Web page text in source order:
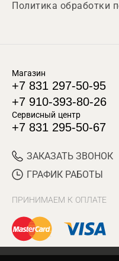
Политика обработки
Магазин
+7 831 297-50-95
+7 910-393-80-26
Сервисный центр
+7 831 295-50-67
ЗАКАЗАТЬ ЗВОНОК
ГРАФИК РАБОТЫ
ПРИНИМАЕМ К ОПЛАТЕ